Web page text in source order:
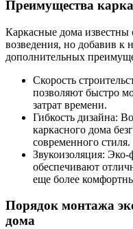
Преимущества
Каркасные дома известны
возведения, но добавив
дополнительных
Скорость
позволяют быстро
затрат времени.
Гибкость дизайна:
каркасного дома
современного стиля.
Звукоизоляция:
обеспечивают
еще более
Порядок монтажа
дома